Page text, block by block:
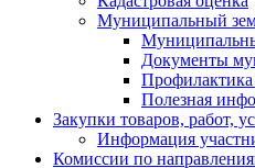
Муниципальный
Документы
Профилактика
Полезная
Закупки товаров, работ,
Информация
Комиссии по